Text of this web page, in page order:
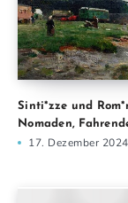
Sinti*zze und
Nomaden,
17. Dezember 2024